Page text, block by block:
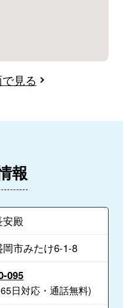
見る
報
安殿
市みたけ6-1-8
095
日対応・通話無料)